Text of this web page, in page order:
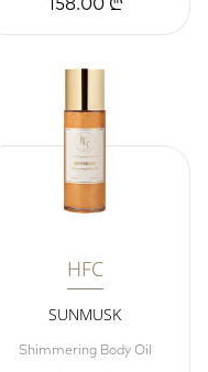
HFC
SUNMUSK
Shimmering Body Oil